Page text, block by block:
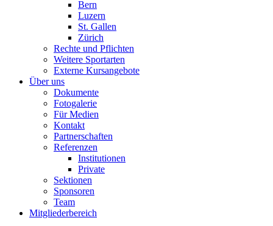
Bern
Luzern
St. Gallen
Zürich
Rechte und Pflichten
Weitere Sportarten
Externe Kursangebote
Über uns
Dokumente
Fotogalerie
Für Medien
Kontakt
Partnerschaften
Referenzen
Institutionen
Private
Sektionen
Sponsoren
Team
Mitgliederbereich